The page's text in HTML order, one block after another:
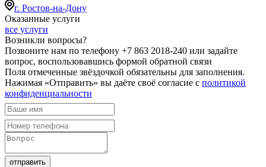
г. Ростов-на-Дону
Оказанные услуги
все услуги
Возникли вопросы?
Позвоните нам по телефону +7 863 2018-240 или задайте
вопрос, воспользовавшись формой обратной связи
Поля отмеченные звёздочкой обязательны для заполнения.
Нажимая «Отправить» вы даёте своё согласие с политикой
конфиденциальности
отправить